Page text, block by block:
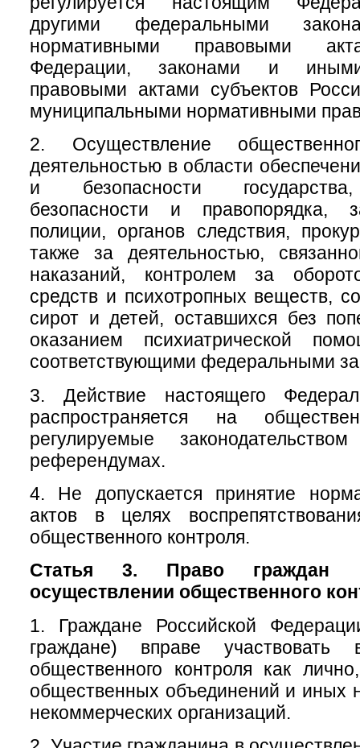
другими федеральными
нормативными правовыми
Федерации, законами и
правовыми актами субъектов
муниципальными нормативными
2. Осуществление
деятельностью в области
и безопасности
безопасности и правопорядка,
полиции, органов следствия,
также за деятельностью,
наказаний, контролем за
средств и психотропных веществ,
сирот и детей, оставшихся без
оказанием психиатрической
соответствующими федеральными
3. Действие настоящего
распространяется на
регулируемые
референдумах.
4. Не допускается принятие
актов в целях
общественного контроля.
Статья 3. Право граждан
осуществлении общественного
1. Граждане Российской
граждане) вправе участвовать
общественного контроля как
общественных объединений и иных
некоммерческих организаций.